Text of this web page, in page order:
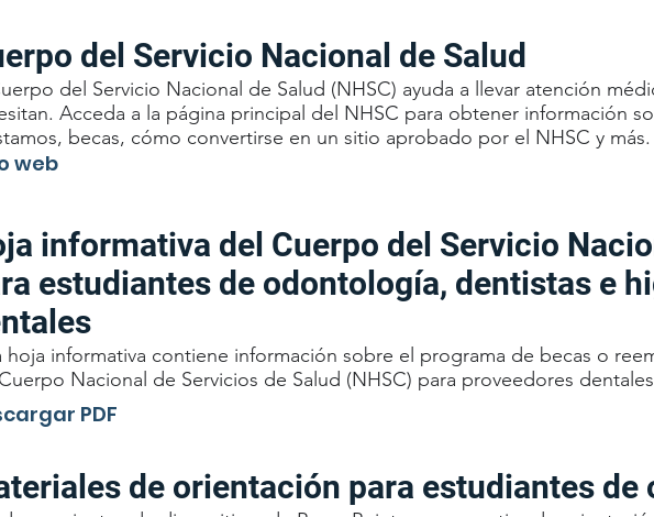
del Servicio Nacional de Salud
del Servicio Nacional de Salud (NHSC) ayuda a llevar atención
Acceda a la página principal del NHSC para obtener información
becas, cómo convertirse en un sitio aprobado por el NHSC y más.
web
informativa del Cuerpo del Servicio
estudiantes de odontología, dentistas e
hoja informativa contiene información sobre el programa de becas o
Nacional de Servicios de Salud (NHSC) para proveedores
PDF
de orientación para estudiantes de